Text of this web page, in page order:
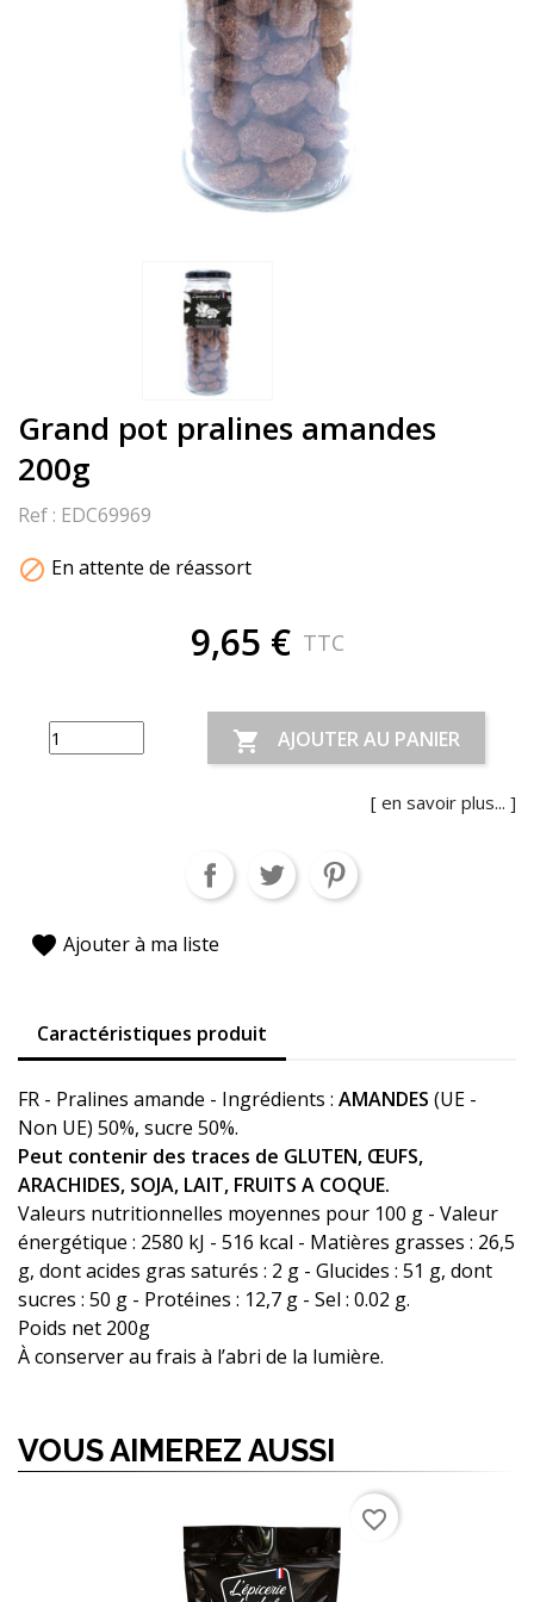
Grand pot pralines amandes
200g
Ref : EDC69969
 En attente de réassort
[ en savoir plus... ]
9,65 € TTC
 AJOUTER AU PANIER
favorite Ajouter à ma liste
Caractéristiques produit
FR - Pralines amande - Ingrédients : AMANDES (UE -
Non UE) 50%, sucre 50%.
Peut contenir des traces de GLUTEN, ŒUFS,
ARACHIDES, SOJA, LAIT, FRUITS A COQUE.
Valeurs nutritionnelles moyennes pour 100 g - Valeur
énergétique : 2580 kJ - 516 kcal - Matières grasses : 26,5
g, dont acides gras saturés : 2 g - Glucides : 51 g, dont
sucres : 50 g - Protéines : 12,7 g - Sel : 0.02 g.
Poids net 200g
À conserver au frais à l’abri de la lumière.
VOUS AIMEREZ AUSSI
favorite_border
favorite_border
favorite_border
favorite_border